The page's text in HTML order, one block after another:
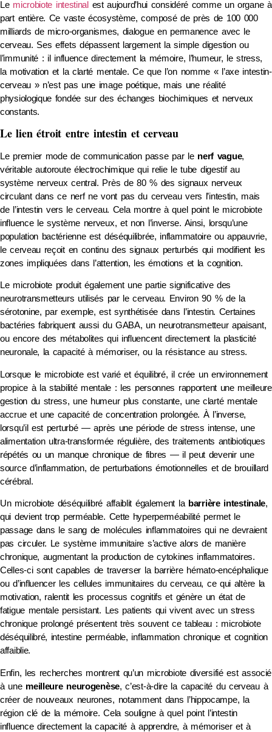
Le microbiote intestinalest aujourd’hui considéré comme un organe à
part entière. Ce vaste écosystème, composé de près de 100 000
milliards de micro-organismes, dialogue en permanence avec le
cerveau. Ses effets dépassent largement la simple digestion ou
l’immunité : il influence directement la mémoire, l’humeur, le stress,
la motivation et la clarté mentale. Ce que l’on nomme « l’axe intestin-
cerveau » n’est pas une image poétique, mais une réalité
physiologique fondée sur des échanges biochimiques et nerveux
constants.
Le lien étroit entre intestin et cerveau
Le premier mode de communication passe par le nerf vague,
véritable autoroute électrochimique qui relie le tube digestif au
système nerveux central. Près de 80 % des signaux nerveux
circulant dans ce nerf ne vont pas du cerveau vers l’intestin, mais
de l’intestin vers le cerveau. Cela montre à quel point le microbiote
influence le système nerveux, et non l’inverse. Ainsi, lorsqu’une
population bactérienne est déséquilibrée, inflammatoire ou appauvrie,
le cerveau reçoit en continu des signaux perturbés qui modifient les
zones impliquées dans l’attention, les émotions et la cognition.
Le microbiote produit également une partie significative des
neurotransmetteurs utilisés par le cerveau. Environ 90 % de la
sérotonine, par exemple, est synthétisée dans l’intestin. Certaines
bactéries fabriquent aussi du GABA, un neurotransmetteur apaisant,
ou encore des métabolites qui influencent directement la plasticité
neuronale, la capacité à mémoriser, ou la résistance au stress.
Lorsque le microbiote est varié et équilibré, il crée un environnement
propice à la stabilité mentale : les personnes rapportent une meilleure
gestion du stress, une humeur plus constante, une clarté mentale
accrue et une capacité de concentration prolongée. À l’inverse,
lorsqu’il est perturbé — après une période de stress intense, une
alimentation ultra-transformée régulière, des traitements antibiotiques
répétés ou un manque chronique de fibres — il peut devenir une
source d’inflammation, de perturbations émotionnelles et de brouillard
cérébral.
Un microbiote déséquilibré affaiblit également la barrière intestinale,
qui devient trop perméable. Cette hyperperméabilité permet le
passage dans le sang de molécules inflammatoires qui ne devraient
pas circuler. Le système immunitaire s’active alors de manière
chronique, augmentant la production de cytokines inflammatoires.
Celles-ci sont capables de traverser la barrière hémato-encéphalique
ou d’influencer les cellules immunitaires du cerveau, ce qui altère la
motivation, ralentit les processus cognitifs et génère un état de
fatigue mentale persistant. Les patients qui vivent avec un stress
chronique prolongé présentent très souvent ce tableau : microbiote
déséquilibré, intestine perméable, inflammation chronique et cognition
affaiblie.
Enfin, les recherches montrent qu’un microbiote diversifié est associé
à une meilleure neurogenèse, c’est-à-dire la capacité du cerveau à
créer de nouveaux neurones, notamment dans l’hippocampe, la
région clé de la mémoire. Cela souligne à quel point l’intestin
influence directement la capacité à apprendre, à mémoriser et à